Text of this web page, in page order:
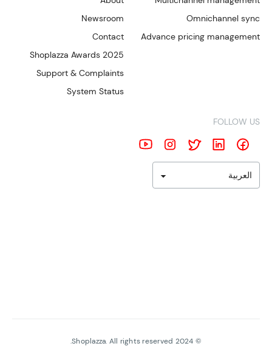
Omnichannel sync
Advance pricing management
Newsroom
Contact
Shoplazza Awards 2025
Support & Complaints
System Status
FOLLOW US
العربية
©
2024